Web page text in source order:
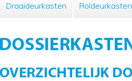
Draaideurkasten Roldeurkasten